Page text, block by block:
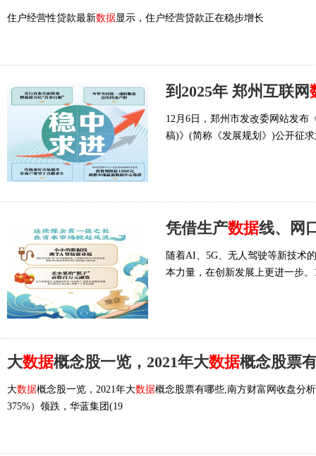
住户经营性贷款最新数据显示，住户经营贷款正在稳步增长
到2025年 郑州互联网
12月6日，郑州市发改委网站发布
稿)》(简称《发展规划》)公开征
凭借生产数据线、网
随着AI、5G、无人驾驶等新技术
本力量，在创新发展上更进一步
大数据概念股一览，2021年大数据概念股票
大数据概念股一览，2021年大数据概念股票有哪些,南方财富网收盘分
375%）领跌，华蓝集团(19